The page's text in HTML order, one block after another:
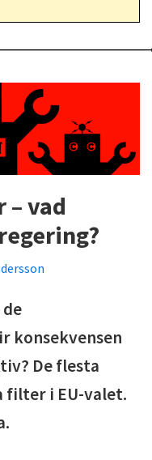
vad
konsekvensen
De flesta
filter i EU-valet.